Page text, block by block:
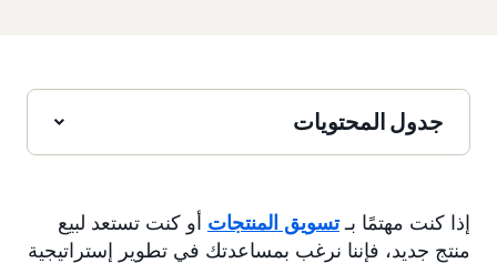
جدول المحتويات
إذا كنت مهتمًا بـتسويق المنتجات أو كنت تستعد لبيع
منتج جديد، فإننا نرغب بمساعدتك في تطوير إستراتيجية